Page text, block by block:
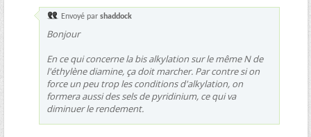
Envoyé par shaddock
Bonjour
En ce qui concerne la bis alkylation sur le même N de
l'éthylène diamine, ça doit marcher. Par contre si on
force un peu trop les conditions d'alkylation, on
formera aussi des sels de pyridinium, ce qui va
diminuer le rendement.